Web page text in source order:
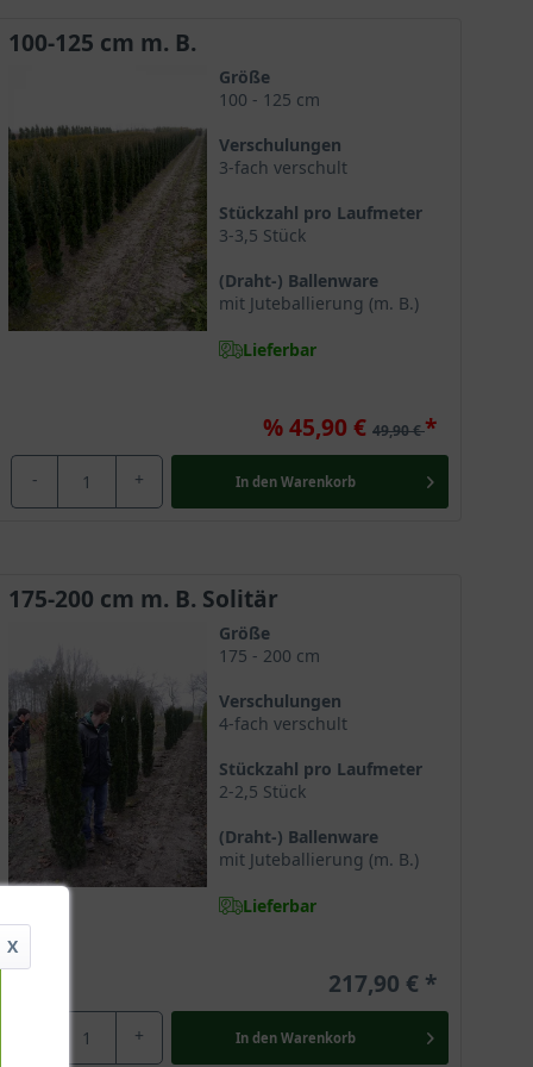
tollen Kontrast zu den dunkelgrünen Nadeln. Ein
Informieren Sie sich im folgenden Text und
. Hier finden Sie alle Sorten der
und Ihren Garten das passende Exemplar zu
in der Größe 450-500 cm als Solitär mit
Generell erreicht die Pflanze eine
Säulen-Eibe
ist ein eher langsam wachsendes
Taxus ist es möglich, ganz ohne Rückschnitt seine
100-125 cm m. B.
Größe
100 - 125 cm
Verschulungen
3-fach verschult
Stückzahl pro Laufmeter
3-3,5 Stück
(Draht-) Ballenware
mit Juteballierung (m. B.)
Lieferbar
%45,90 € 49,90 €
- + In den Warenkorb
175-200 cm m. B. Solitär
Größe
175 - 200 cm
Verschulungen
4-fach verschult
Stückzahl pro Laufmeter
2-2,5 Stück
(Draht-) Ballenware
mit Juteballierung (m. B.)
Lieferbar
217,90 €
+ In den Warenkorb
X